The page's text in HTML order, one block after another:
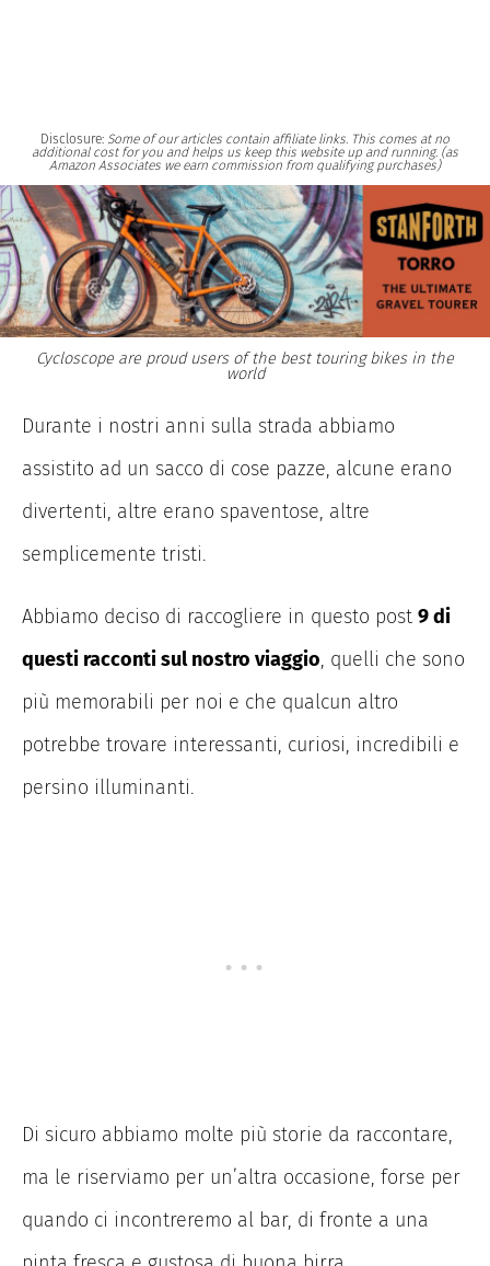
Disclosure: Some of our articles contain affiliate links. This comes at no
additional cost for you and helps us keep this website up and running. (as
Amazon Associates we earn commission from qualifying purchases)
Cycloscope are proud users of the best touring bikes in the
world
Durante i nostri anni sulla strada abbiamo
assistito ad un sacco di cose pazze, alcune erano
divertenti, altre erano spaventose, altre
semplicemente tristi.
Abbiamo deciso di raccogliere in questo post 9 di
questi racconti sul nostro viaggio, quelli che sono
più memorabili per noi e che qualcun altro
potrebbe trovare interessanti, curiosi, incredibili e
persino illuminanti.
Di sicuro abbiamo molte più storie da raccontare,
ma le riserviamo per un’altra occasione, forse per
quando ci incontreremo al bar, di fronte a una